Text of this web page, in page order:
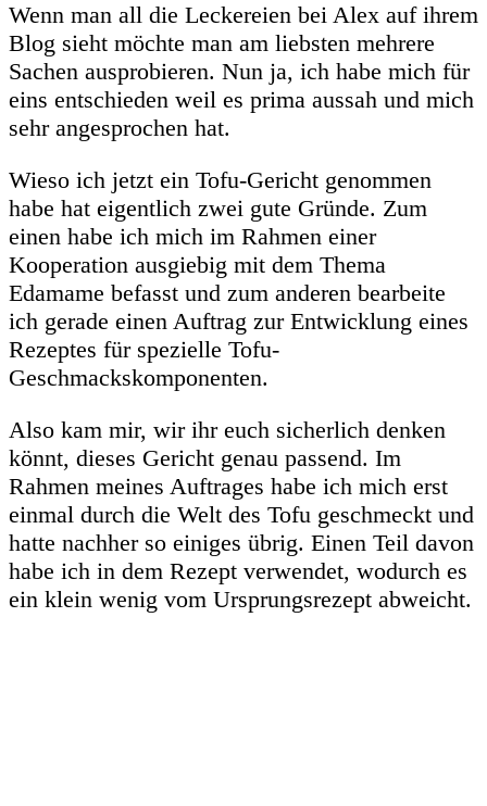
Wenn man all die Leckereien bei Alex auf ihrem
Blog sieht möchte man am liebsten mehrere
Sachen ausprobieren. Nun ja, ich habe mich für
eins entschieden weil es prima aussah und mich
sehr angesprochen hat.
Wieso ich jetzt ein Tofu-Gericht genommen
habe hat eigentlich zwei gute Gründe. Zum
einen habe ich mich im Rahmen einer
Kooperation ausgiebig mit dem Thema
Edamame befasst und zum anderen bearbeite
ich gerade einen Auftrag zur Entwicklung eines
Rezeptes für spezielle Tofu-
Geschmackskomponenten.
Also kam mir, wir ihr euch sicherlich denken
könnt, dieses Gericht genau passend. Im
Rahmen meines Auftrages habe ich mich erst
einmal durch die Welt des Tofu geschmeckt und
hatte nachher so einiges übrig. Einen Teil davon
habe ich in dem Rezept verwendet, wodurch es
ein klein wenig vom Ursprungsrezept abweicht.